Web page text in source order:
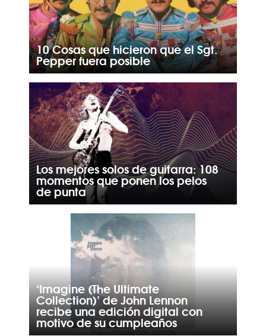
10 Cosas que hicieron que el Sgt.
Pepper fuera posible
Los mejores solos de guitarra: 108
momentos que ponen los pelos
de punta
‘Imagine (The Ultimate
Collection)’ de John Lennon
recibe una edición digital con
motivo de su cumpleaños